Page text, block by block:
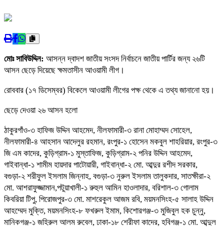
মোঃ সাবিউদ্দিন: আসন্ন দ্বাদশ জাতীয় সংসদ নির্বাচনে জাতীয় পার্টির জন্য ২৬টি
আসন ছেড়ে দিয়েছে ক্ষমতাসীন আওয়ামী লীগ।
রোববার (১৭ ডিসেম্বর) বিকেলে আওয়ামী লীগের পক্ষ থেকে এ তথ্য জানানো হয়।
ছেড়ে দেওয়া ২৬ আসন হলো
ঠাকুরগাঁও-৩ হাফিজ উদ্দিন আহমেদ, নীলফামারী-৩ রানা মোহাম্মদ সোহেল,
নীলফামারী-৪ আহসান আদেলুর রহমান, রংপুর-১ হোসেন মকবুল শাহরিয়ার, রংপুর-৩
জি এম কাদের, কুড়িগ্রাম-১ মুস্তাফিজ, কুড়িগ্রাম-২ পনির উদ্দিন আহমেদ,
গাইবান্ধা-১ শামীম হায়দার পাটোয়ারী, গাইবান্ধা-২ মো. আব্দুর রশীদ সরকার,
বগুড়া-২ শরীফুল ইসলাম জিন্নাহ, বগুড়া-৩ নুরুল ইসলাম তালুকদার, সাতক্ষীরা-২
মো. আশরাফুজ্জামান,পটুয়াখালী-১ রুহুল আমিন হাওলাদার, বরিশাল-৩ গোলাম
কিবরিয়া টিপু, পিরোজপুর-৩ মো. মাশরেকুল আজম রবি, ময়মনসিংহ-৫ সালাহ উদ্দিন
আহম্মেদ মুক্তি, ময়মনসিংহ-৮ ফখরুল ইমাম, কিশোরগঞ্জ-৩ মুজিবুল হক চুন্নু,
মানিকগঞ্জ-১ জহিরুল আলম রুবেল, ঢাকা-১৮ শেরীফা কাদের, হবিগঞ্জ-১ মো. আব্দুল